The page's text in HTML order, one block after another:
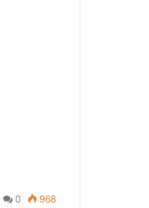
0 968